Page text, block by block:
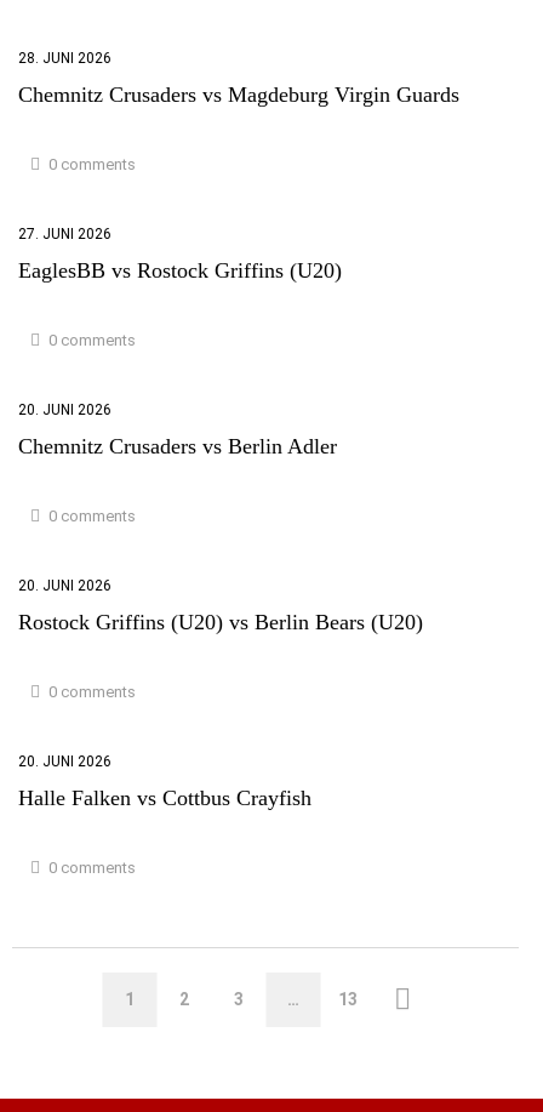
28. JUNI 2026
Chemnitz Crusaders vs Magdeburg Virgin Guards
0 comments
27. JUNI 2026
EaglesBB vs Rostock Griffins (U20)
0 comments
20. JUNI 2026
Chemnitz Crusaders vs Berlin Adler
0 comments
20. JUNI 2026
Rostock Griffins (U20) vs Berlin Bears (U20)
0 comments
20. JUNI 2026
Halle Falken vs Cottbus Crayfish
0 comments
1 2 3 … 13